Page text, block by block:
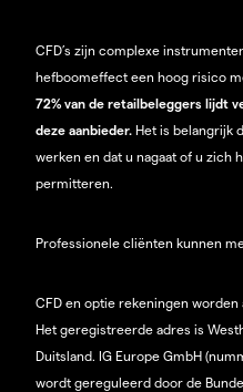
CFD’s zijn complexe
hefboomeffect een hoog risico
72% van de retailbeleggers lijdt
deze aanbieder. Het is belangrijk
werken en dat u nagaat of u zich
permitteren.
Professionele cliënten kunnen
CFD en optie rekeningen worden
Het geregistreerde adres is
Duitsland. IG Europe GmbH
wordt gereguleerd door de